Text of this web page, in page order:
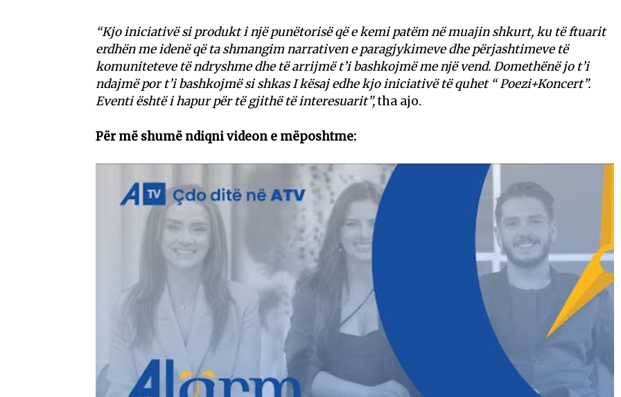
“Kjo iniciativë si produkt i një punëtorisë që e kemi patëm në muajin shkurt, ku të ftuarit
erdhën me idenë që ta shmangim narrativen e paragjykimeve dhe përjashtimeve të
komuniteteve të ndryshme dhe të arrijmë t’i bashkojmë me një vend. Domethënë jo t’i
ndajmë por t’i bashkojmë si shkas I kësaj edhe kjo iniciativë të quhet “ Poezi+Koncert”.
Eventi është i hapur për të gjithë të interesuarit”,tha ajo.
Për më shumë ndiqni videon e mëposhtme: